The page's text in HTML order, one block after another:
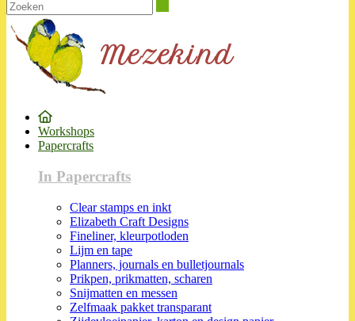
Workshops
Papercrafts
In Papercrafts
Clear stamps en inkt
Elizabeth Craft Designs
Fineliner, kleurpotloden
Lijm en tape
Planners, journals en bulletjournals
Prikpen, prikmatten, scharen
Snijmatten en messen
Zelfmaak pakket transparant